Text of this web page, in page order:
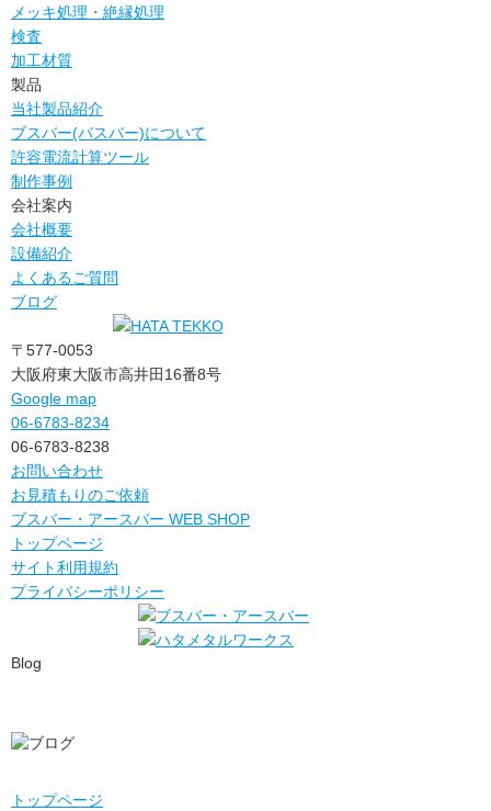
メッキ処理・絶縁処理
検査
加工材質
製品
当社製品紹介
ブスバー(バスバー)について
許容電流計算ツール
制作事例
会社案内
会社概要
設備紹介
よくあるご質問
ブログ
〒577-0053
大阪府東大阪市高井田16番8号
Google map
06-6783-8234
06-6783-8238
お問い合わせ
お見積もりのご依頼
ブスバー・アースバー WEB SHOP
トップページ
サイト利用規約
プライバシーポリシー
Blog
トップページ